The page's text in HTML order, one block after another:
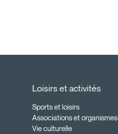
Loisirs et activités
Sports et loisirs
Associations et organismes
Vie culturelle